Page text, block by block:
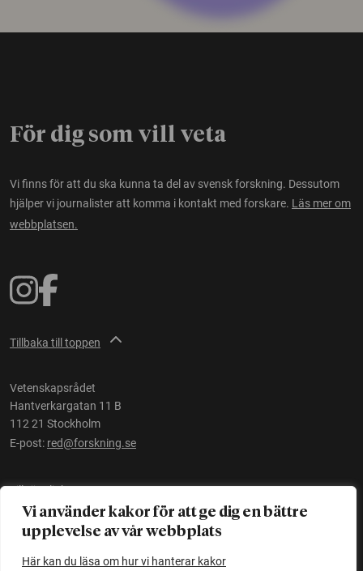
Vi använder kakor för att ge dig en bättre
upplevelse av vår webbplats
Här kan du läsa om hur vi hanterar kakor
För dig som vill veta
Vi finns för att du ska kunna ta del av svensk forskning. Dessutom
hjälper vi journalister att komma i kontakt med forskare. Läs mer om
webbplatsen.
Tillbaka till toppen
Vetenskapsrådet
Hantverkargatan 11 B
112 21 Stockholm
E-post: red@forskning.se
Tillgänglighet
Ett initiativ avVetenskapsrådet